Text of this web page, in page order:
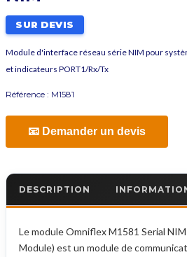
SUR DEVIS
Module d'interface réseau série NIM pour
et indicateurs PORT1/Rx/Tx
Référence : M1581
📧 Demander un devis
DESCRIPTION
Le module Omniflex M1581 Serial
Module) est un module de